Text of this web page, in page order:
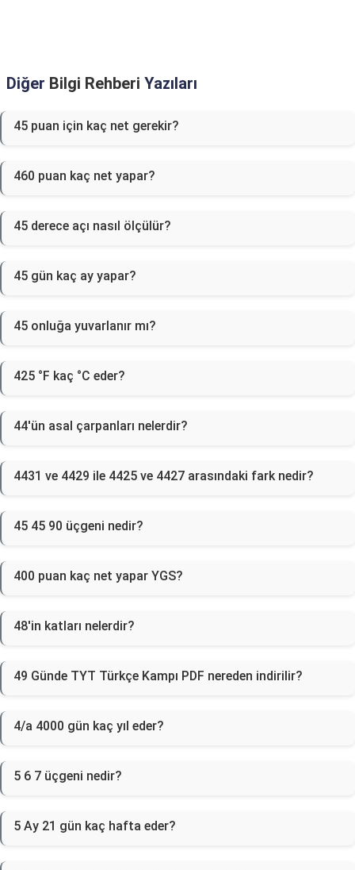
Diğer Bilgi Rehberi Yazıları
45 puan için kaç net gerekir?
460 puan kaç net yapar?
45 derece açı nasıl ölçülür?
45 gün kaç ay yapar?
45 onluğa yuvarlanır mı?
425 °F kaç °C eder?
44'ün asal çarpanları nelerdir?
4431 ve 4429 ile 4425 ve 4427 arasındaki fark nedir?
45 45 90 üçgeni nedir?
400 puan kaç net yapar YGS?
48'in katları nelerdir?
49 Günde TYT Türkçe Kampı PDF nereden indirilir?
4/a 4000 gün kaç yıl eder?
5 6 7 üçgeni nedir?
5 Ay 21 gün kaç hafta eder?